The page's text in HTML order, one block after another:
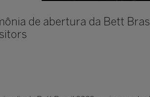
de abertura da Bett